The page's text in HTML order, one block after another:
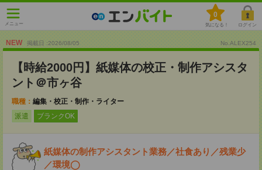
メニュー
0
気になる！ ログイン
NEW 掲載日 :2026/08/05 No.ALEX254
【時給2000円】紙媒体の校正・制作アシスタ
ント＠市ヶ谷
職種： 編集・校正・制作・ライター
派遣
ブランクOK
紙媒体の制作アシスタント業務／社食あり／残業少
／環境◯